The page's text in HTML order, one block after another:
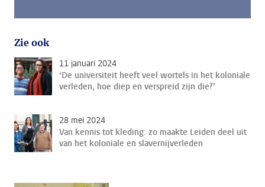
Zie ook
11 januari 2024
‘De universiteit heeft veel wortels in het koloniale
verleden, hoe diep en verspreid zijn die?’
28 mei 2024
Van kennis tot kleding: zo maakte Leiden deel uit
van het koloniale en slavernijverleden